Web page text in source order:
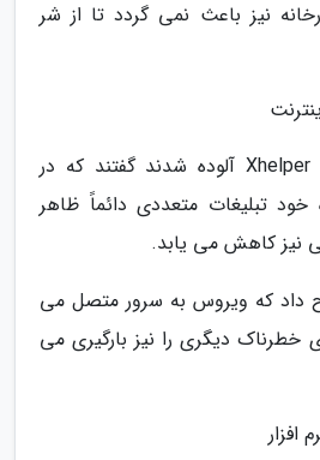
نیز باعث نمی گردد تا از شر
کاربرانی که با ویروس Xhelper آلوده شدند گفتند که در
تبلیغات متعددی دائماً ظاهر
نیز کاهش می یابد.
داد که ویروس به سرور متصل می
خطرناک دیگری را نیز بارگیری می